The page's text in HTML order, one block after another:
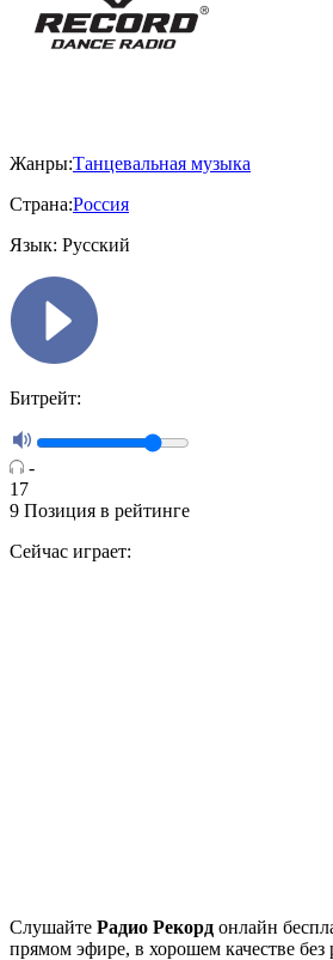
Жанры:Танцевальная музыка
Страна:Россия
Язык: Русский
Битрейт:
-
17
9 Позиция в рейтинге
Сейчас играет:
Cлушайте Радио Рекорд онлайн
прямом эфире, в хорошем качестве без